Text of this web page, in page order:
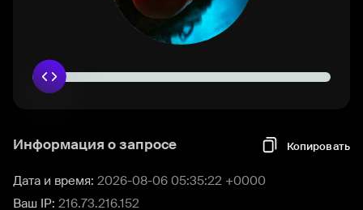
Информация о запросе Копировать
Дата и время: 2026-08-06 05:35:22 +0000
Ваш IP: 216.73.216.152